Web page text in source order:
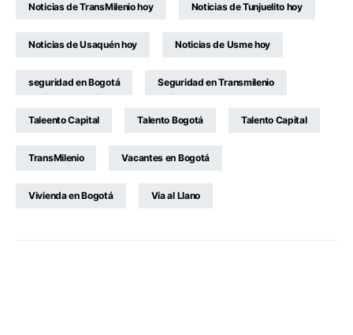
Noticias de TransMilenio hoy Noticias de Tunjuelito hoy
Noticias de Usaquén hoy Noticias de Usme hoy
seguridad en Bogotá Seguridad en Transmilenio
Taleento Capital Talento Bogotá Talento Capital
TransMilenio Vacantes en Bogotá
Vivienda en Bogotá Vía al Llano